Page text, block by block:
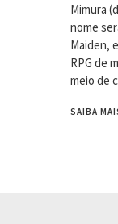
Mimura
nome
Maiden,
RPG de
meio de
SAIBA